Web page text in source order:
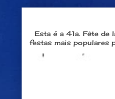
Esta é a 41a. Fête de
festas mais populares